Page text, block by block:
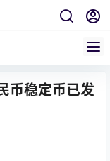
币稳定币已发